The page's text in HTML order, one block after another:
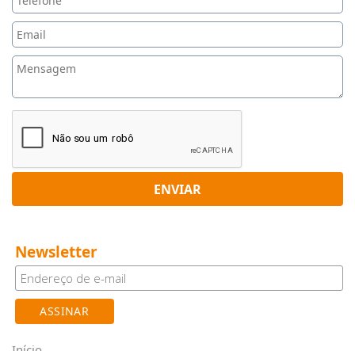
ENVIAR
Newsletter